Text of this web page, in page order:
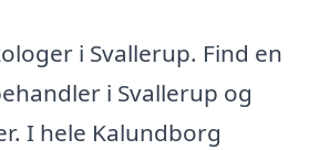
i Svallerup. Find en
i Svallerup og
I hele Kalundborg